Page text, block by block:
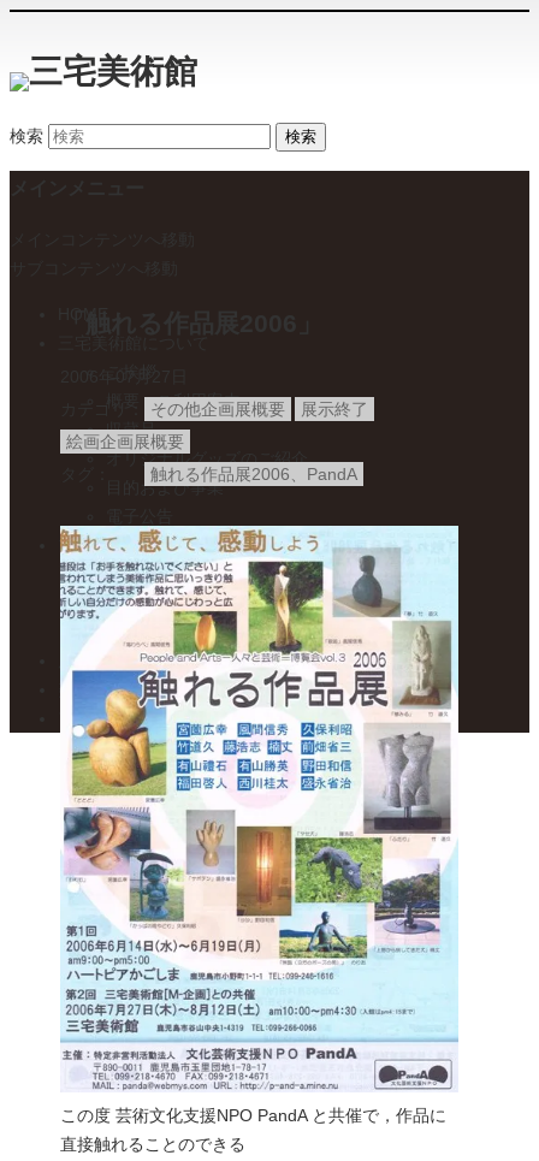
検索
概要・ご利用案内
収蔵品
オリジナルグッズのご紹介
目的および事業
フロアガイド
1F – 焼き物展示室
2F – 絵画展示室
カフェ トワ・メゾン
展示案内・カレンダー
美術館便り
アクセスマップ
その他企画展概要
展示終了
絵画企画展概要
触れる作品展2006、PandA
この度 芸術文化支援NPO PandA と共催で，作品に
直接触れることのできる